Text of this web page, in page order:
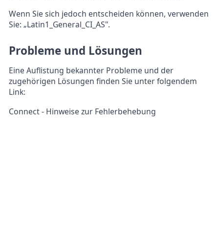
Wenn Sie sich jedoch entscheiden können, verwenden
Sie: „Latin1_General_CI_AS".
Probleme und Lösungen
Eine Auflistung bekannter Probleme und der
zugehörigen Lösungen finden Sie unter folgendem
Link:
Connect - Hinweise zur Fehlerbehebung